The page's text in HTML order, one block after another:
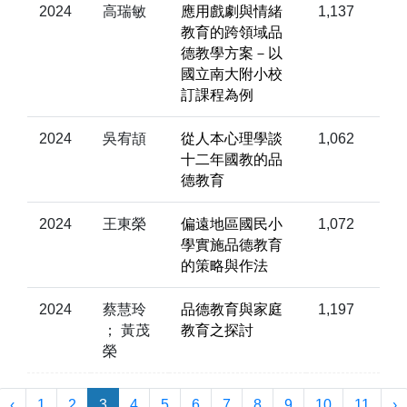
2024 高瑞敏
應用戲劇與情緒
教育的跨領域品
德教學方案－以
國立南大附小校
訂課程為例
1,137
2024 吳宥頡
從人本心理學談
十二年國教的品
德教育
1,062
2024 王東榮
偏遠地區國民小
學實施品德教育
的策略與作法
1,072
2024
蔡慧玲
； 黃茂
榮
品德教育與家庭
教育之探討
1,197